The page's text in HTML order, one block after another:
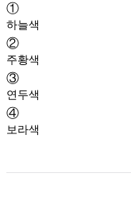
①
하늘색
②
주황색
③
연두색
④
보라색